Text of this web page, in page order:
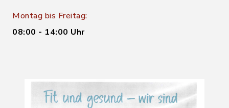
Montag bis Freitag:
08:00 - 14:00 Uhr